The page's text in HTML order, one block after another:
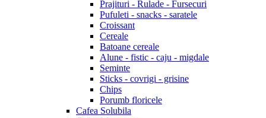
Prajituri - Rulade - Fursecuri
Pufuleti - snacks - saratele
Croissant
Cereale
Batoane cereale
Alune - fistic - caju - migdale
Seminte
Sticks - covrigi - grisine
Chips
Porumb floricele
Cafea Solubila